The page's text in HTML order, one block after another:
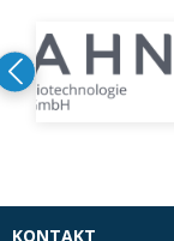
KONTAKT